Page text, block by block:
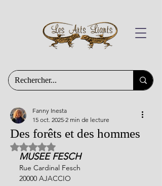
Des forêts et des hommes
Fanny Inesta
15 oct. 2025 2 min de lecture
Noté NaN étoiles sur 5.
MUSEE FESCH
Rue Cardinal Fesch
20000 AJACCIO